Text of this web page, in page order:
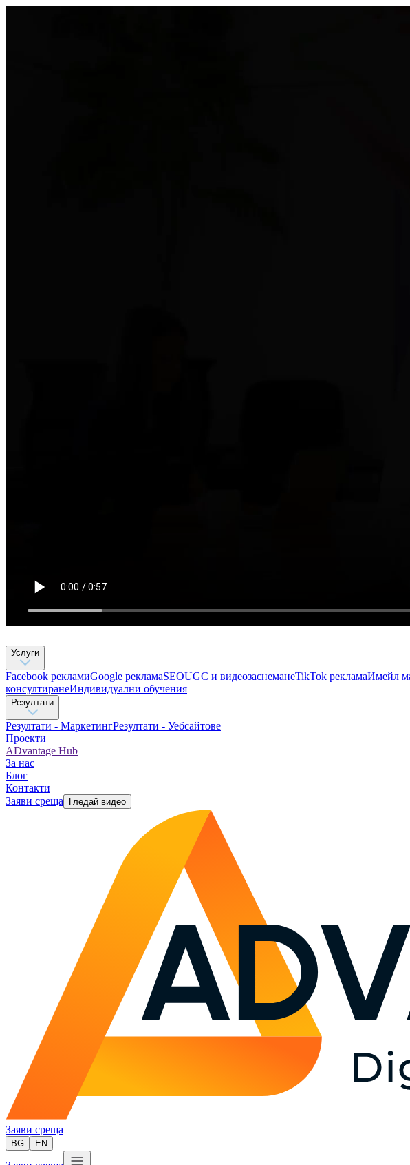
Услуги
Facebook рекламиGoogle рекламаSEOUGC и видеозаснеманеTikTok рекламaИмейл
консултиране​Индивидуални обучения
Резултати
Резултати - МаркетингРезултати - Уебсайтове
Проекти
ADvantage Hub
За нас
Блог
Контакти
Заяви среща
Гледай видео
Заяви среща
BG EN